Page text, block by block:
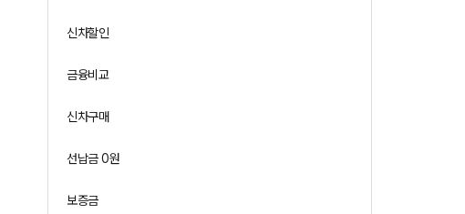
신차할인
금융비교
신차구매
선납금 0원
보증금